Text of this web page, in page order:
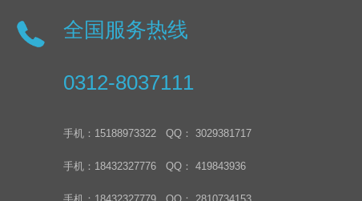
全国服务热线
0312-8037111
手机：15188973322 QQ： 3029381717
手机：18432327776 QQ： 419843936